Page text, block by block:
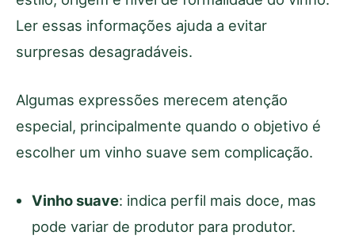
Ler essas informações ajuda a evitar
surpresas desagradáveis.
Algumas expressões merecem atenção
especial, principalmente quando o objetivo é
escolher um vinho suave sem complicação.
Vinho suave: indica perfil mais doce, mas
pode variar de produtor para produtor.